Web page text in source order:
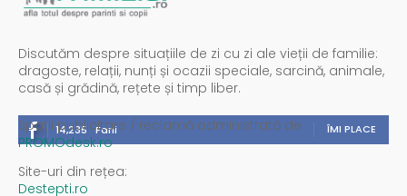
Discutăm despre situațiile de zi cu zi ale vieții de familie:
dragoste, relații, nunți și ocazii speciale, sarcină, animale,
casă și grădină, rețete și timp liber.
14,235 Fani ÎMI PLACE
Spații publicitare / reclamă administrată de
PROMOdesk.ro
Site-uri din rețea:
Destepti.ro